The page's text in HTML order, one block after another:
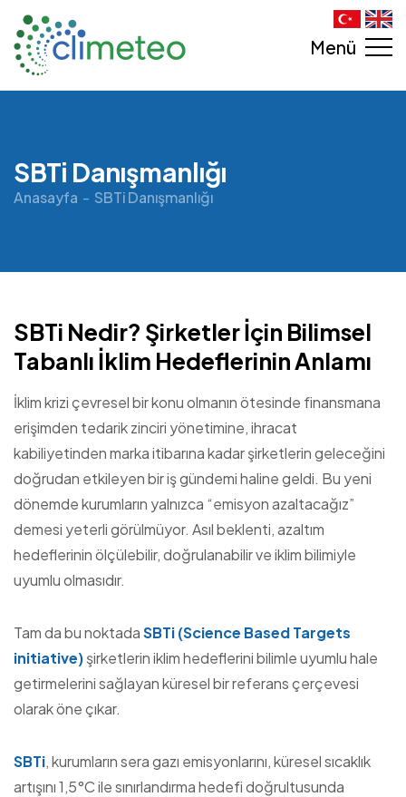
Menü
SBTi Danışmanlığı
Anasayfa SBTi Danışmanlığı
SBTi Nedir? Şirketler İçin Bilimsel
Tabanlı İklim Hedeflerinin Anlamı
İklim krizi çevresel bir konu olmanın ötesinde finansmana
erişimden tedarik zinciri yönetimine, ihracat
kabiliyetinden marka itibarına kadar şirketlerin geleceğini
doğrudan etkileyen bir iş gündemi haline geldi. Bu yeni
dönemde kurumların yalnızca “emisyon azaltacağız”
demesi yeterli görülmüyor. Asıl beklenti, azaltım
hedeflerinin ölçülebilir, doğrulanabilir ve iklim bilimiyle
uyumlu olmasıdır.
Tam da bu noktadaSBTi (Science Based Targets
initiative)şirketlerin iklim hedeflerini bilimle uyumlu hale
getirmelerini sağlayan küresel bir referans çerçevesi
olarak öne çıkar.
SBTi, kurumların sera gazı emisyonlarını, küresel sıcaklık
artışını 1,5°C ile sınırlandırma hedefi doğrultusunda